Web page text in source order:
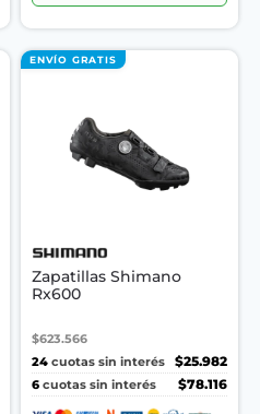
ENVÍO GRATIS
Zapatillas Shimano
Rx600
$623.566
24 cuotas sin interés
$25.982
6 cuotas sin interés $78.116